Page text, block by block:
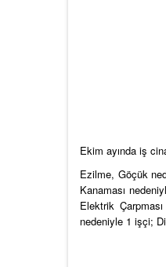
Ekim ayında iş
Ezilme, Göçük
Kanaması
Elektrik
nedeniyle 1 işçi;